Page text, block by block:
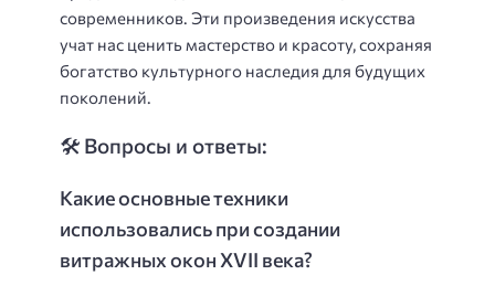
современников. Эти произведения искусства
учат нас ценить мастерство и красоту, сохраняя
богатство культурного наследия для будущих
поколений.
🛠️ Вопросы и ответы:
Какие основные техники
использовались при создании
витражных окон XVII века?